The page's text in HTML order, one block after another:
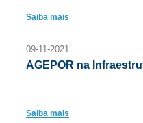
Saiba mais
09-11-2021
AGEPOR na
Saiba mais